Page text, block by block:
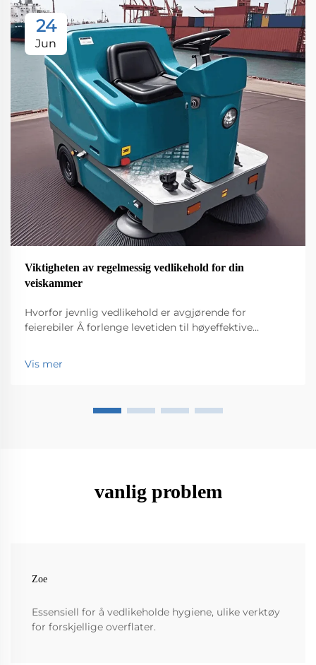
24
Jun
Viktigheten av regelmessig vedlikehold for din
veiskammer
Hvorfor jevnlig vedlikehold er avgjørende for
feierebiler Å forlenge levetiden til høyeffektive
kjørestil krever jevnlig vedlikehold hvis vi ønsker at
den skal vare lenge. Enkle ting som å sjekke...
Vis mer
vanlig problem
Zoe
Essensiell for å vedlikeholde hygiene, ulike verktøy
for forskjellige overflater.